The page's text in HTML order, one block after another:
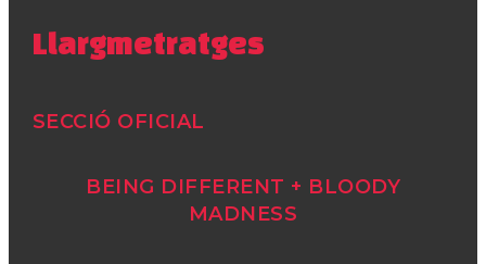
Llargmetratges
SECCIÓ OFICIAL
BEING DIFFERENT + BLOODY
MADNESS